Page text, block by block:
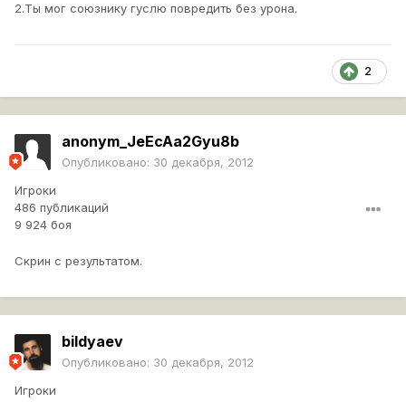
2.Ты мог союзнику гуслю повредить без урона.
2
anonym_JeEcAa2Gyu8b
Опубликовано: 30 декабря, 2012
Игроки
486 публикаций
9 924 боя
Скрин с результатом.
bildyaev
Опубликовано: 30 декабря, 2012
Игроки